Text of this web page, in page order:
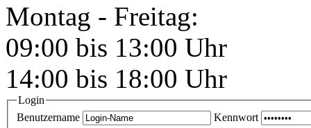
Montag - Freitag:
09:00 bis 13:00 Uhr
14:00 bis 18:00 Uhr
Login
Benutzername
Kennwort